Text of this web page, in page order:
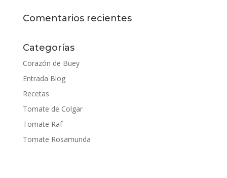
Comentarios recientes
Categorías
Corazón de Buey
Entrada Blog
Recetas
Tomate de Colgar
Tomate Raf
Tomate Rosamunda